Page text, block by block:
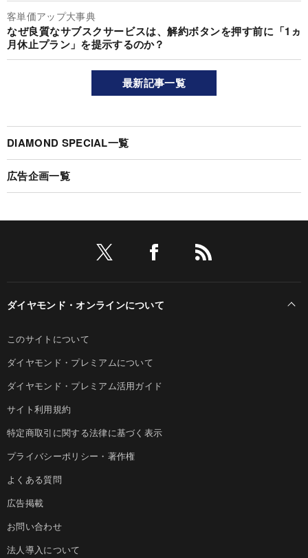
客単価アップ大事典
なぜ良質なサブスクサービスは、解約ボタンを押す前に「1ヵ
月休止プラン」を提示するのか？
最新記事一覧
DIAMOND SPECIAL一覧
広告企画一覧
ダイヤモンド・オンラインについて
このサイトについて
ダイヤモンド・プレミアムについて
ダイヤモンド・プレミアム活用ガイド
サイト利用規約
特定商取引に関する法律に基づく表示
プライバシーポリシー・著作権
よくある質問
広告掲載
お問い合わせ
法人導入について